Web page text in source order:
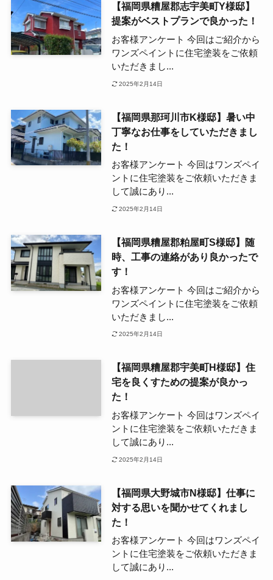
【福岡県糟屋郡志宇美町Y様邸】
提案がベストプランで良かった！
お客様アンケート 今回はご紹介から
ワンズペイントに住宅塗装をご依頼
いただきまし...
2025年2月14日
【福岡県那珂川市K様邸】暑い中
丁寧なお仕事をしていただきまし
た！
お客様アンケート 今回はワンズペイ
ントに住宅塗装をご依頼いただきま
して誠にあり...
2025年2月14日
【福岡県糟屋郡粕屋町S様邸】随
時、工事の連絡があり良かったで
す！
お客様アンケート 今回はご紹介から
ワンズペイントに住宅塗装をご依頼
いただきまし...
2025年2月14日
【福岡県糟屋郡宇美町H様邸】住
宅を良くすための提案が良かっ
た！
お客様アンケート 今回はワンズペイ
ントに住宅塗装をご依頼いただきま
して誠にあり...
2025年2月14日
【福岡県大野城市N様邸】仕事に
対する思いを聞かせてくれまし
た！
お客様アンケート 今回はワンズペイ
ントに住宅塗装をご依頼いただきま
して誠にあり...